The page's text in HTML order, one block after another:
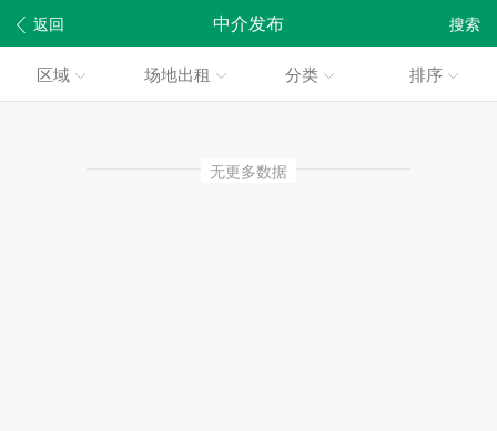
返回 搜索
中介发布
区域 场地出租 分类 排序
无更多数据